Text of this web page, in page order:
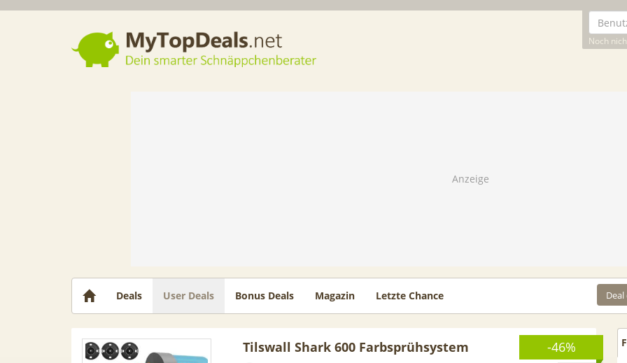
Noch
Dein smarter Schnäppchenberater
Deals User Deals Bonus Deals Magazin Letzte Chance
-46%
Tilswall Shark 600 Farbsprühsystem